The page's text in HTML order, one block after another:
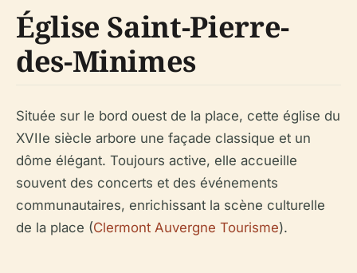
Église Saint-Pierre-
des-Minimes
Située sur le bord ouest de la place, cette église du
XVIIe siècle arbore une façade classique et un
dôme élégant. Toujours active, elle accueille
souvent des concerts et des événements
communautaires, enrichissant la scène culturelle
de la place (Clermont Auvergne Tourisme).